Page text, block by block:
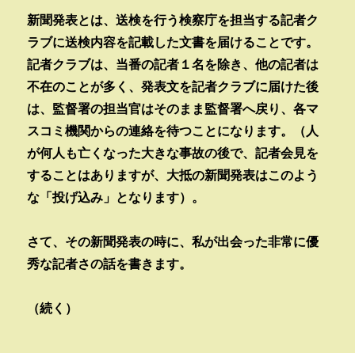
新聞発表とは、送検を行う検察庁を担当する記者ク
ラブに送検内容を記載した文書を届けることです。
記者クラブは、当番の記者１名を除き、他の記者は
不在のことが多く、発表文を記者クラブに届けた後
は、監督署の担当官はそのまま監督署へ戻り、各マ
スコミ機関からの連絡を待つことになります。（人
が何人も亡くなった大きな事故の後で、記者会見を
することはありますが、大抵の新聞発表はこのよう
な「投げ込み」となります）。
さて、その新聞発表の時に、私が出会った非常に優
秀な記者さの話を書きます。
（続く）